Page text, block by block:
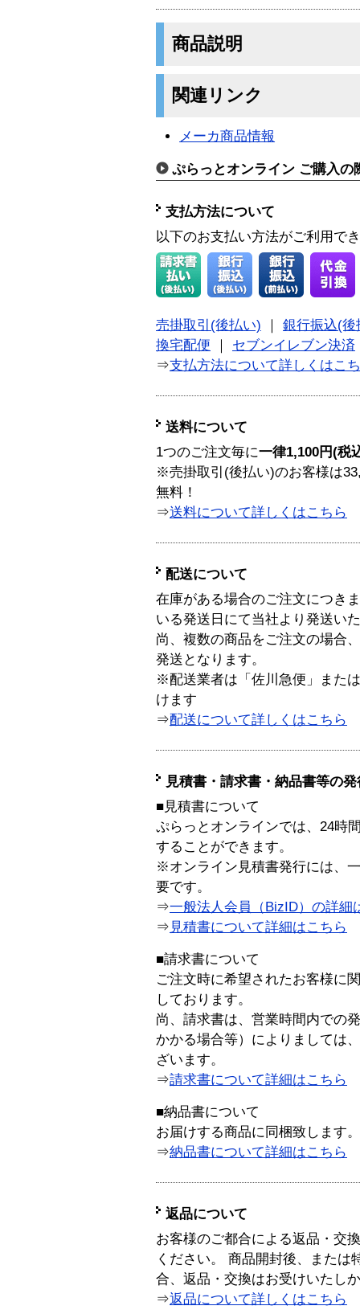
商品説明
関連リンク
メーカ商品情報
ぷらっとオンライン ご購入の
支払方法について
以下のお支払い方法がご利用で
売掛取引(後払い)
銀行振込(後
換宅配便
セブンイレブン決済
⇒支払方法について詳しくはこ
送料について
1つのご注文毎に一律1,100円(税
※売掛取引(後払い)のお客様は
無料！
⇒送料について詳しくはこちら
配送について
在庫がある場合のご注文につき
いる発送日にて当社より発送い
尚、複数の商品をご注文の場合
発送となります。
※配送業者は「佐川急便」また
けます
⇒配送について詳しくはこちら
見積書・請求書・納品書等の
■見積書について
ぷらっとオンラインでは、24時
することができます。
※オンライン見積書発行には、
要です。
⇒一般法人会員（BizID）の詳細
⇒ 見積書について詳細はこちら
■請求書について
ご注文時に希望されたお客様に
しております。
尚、請求書は、営業時間内での
かかる場合等）によりましては
ざいます。
⇒請求書について詳細はこちら
■納品書について
お届けする商品に同梱致します。
⇒納品書について詳細はこちら
返品について
お客様のご都合による返品・交
ください。 商品開封後、または
合、返品・交換はお受けいたし
⇒返品について詳しくはこちら